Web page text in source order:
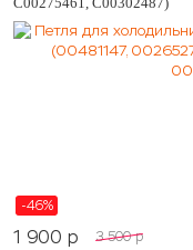
-46%
1 900 p 3 500 p